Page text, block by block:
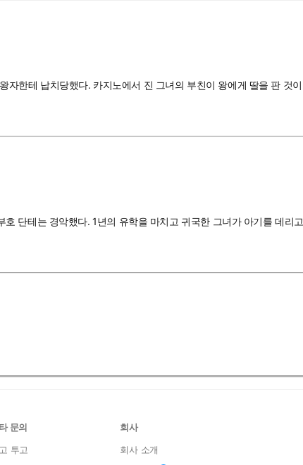
한테 납치당했다. 카지노에서 진 그녀의 부친이 왕에게 딸을 판 것
단테는 경악했다. 1년의 유학을 마치고 귀국한 그녀가 아기를 데리
문의
투고
회사
회사 소개